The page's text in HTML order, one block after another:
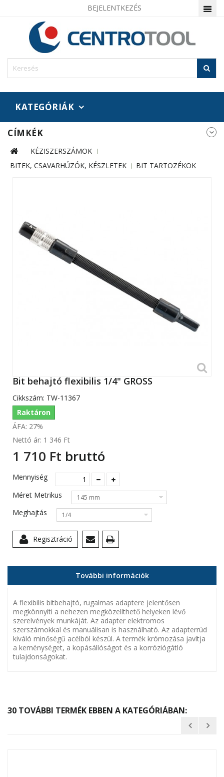
BEJELENTKEZÉS
KATEGÓRIÁK
CÍMKÉK
KÉZISZERSZÁMOK
BITEK, CSAVARHÚZÓK, KÉSZLETEK
BIT TARTOZÉKOK
Bit behajtó flexibilis 1/4" GROSS
Cikkszám: TW-11367
Raktáron
ÁFA: 27%
Nettó ár: 1 346 Ft‎
1 710 Ft‎ bruttó
Mennyiség
Méret Metrikus
145 mm
Meghajtás 1/4
Regisztráció
További információk
A flexibilis bitbehajtó, rugalmas adaptere jelentősen
megkönnyíti a nehezen megközelíthető helyeken lévő
szerelvények munkáját. Az adapter elektromos
szerszámokkal és manuálisan is használható. Az adapterrúd
kiváló minőségű acélból készül. A termék krómozása javítja
a keménységet, a kopásállóságot és a korróziógátló
tulajdonságokat.
30 TOVÁBBI TERMÉK EBBEN A KATEGÓRIÁBAN: